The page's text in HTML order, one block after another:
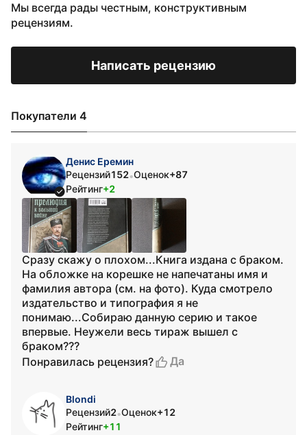
Мы всегда рады честным, конструктивным
рецензиям.
Написать рецензию
Покупатели 4
Денис Еремин
Рецензий152•Оценок+87
Рейтинг+2
Сразу скажу о плохом...Книга издана с браком.
На обложке на корешке не напечатаны имя и
фамилия автора (см. на фото). Куда смотрело
издательство и типография я не
понимаю...Собираю данную серию и такое
впервые. Неужели весь тираж вышел с
браком???
Понравилась рецензия?
Да
Blondi
Рецензий2•Оценок+12
Рейтинг+11